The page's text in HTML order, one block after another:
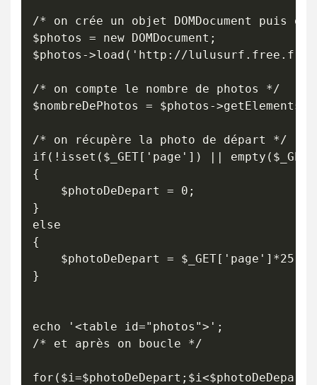
/* on crée un objet DOMDocument puis
$photos = new DOMDocument;
$photos->load('http://lulusurf.free.fr/
/* on compte le nombre de photos */
$nombreDePhotos = $photos-
/* on récupère la photo de départ */
if(!isset($_GET['page']) ||
{
}
else
{
}
echo '<table id="photos">';
/* et après on boucle */